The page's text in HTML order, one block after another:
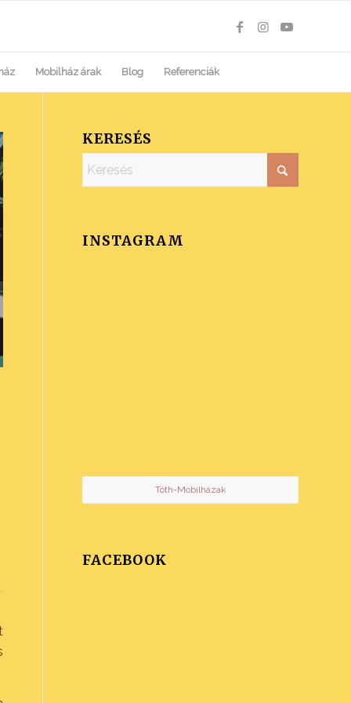
Mobilház árak Blog Referenciák
KERESÉS
INSTAGRAM
Tóth-Mobilházak
FACEBOOK